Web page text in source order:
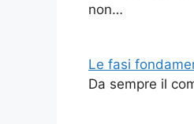
non…
Le fasi
Da sempre il